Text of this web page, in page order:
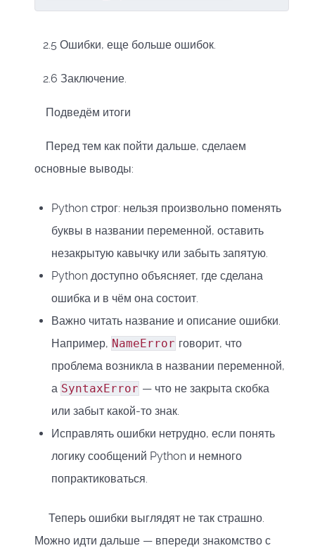
2.5 Ошибки, еще больше ошибок.
2.6 Заключение.
Подведём итоги
Перед тем как пойти дальше, сделаем
основные выводы:
Python строг: нельзя произвольно поменять
буквы в названии переменной, оставить
незакрытую кавычку или забыть запятую.
Python доступно объясняет, где сделана
ошибка и в чём она состоит.
Важно читать название и описание ошибки.
Например, NameError говорит, что
проблема возникла в названии переменной,
а SyntaxError — что не закрыта скобка
или забыт какой-то знак.
Исправлять ошибки нетрудно, если понять
логику сообщений Python и немного
попрактиковаться.
Теперь ошибки выглядят не так страшно.
Можно идти дальше — впереди знакомство с